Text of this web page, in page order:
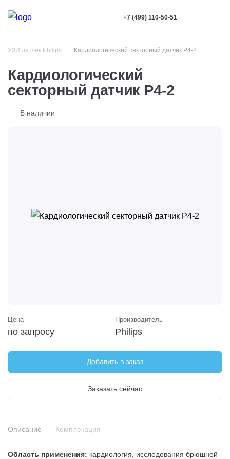
+7 (499) 110-50-51
УЗИ датчик Philips Кардиологический секторный датчик P4-2
Кардиологический
секторный датчик P4-2
В наличии
Цена
по запросу
Производитель
Philips
Добавить в заказ
Заказать сейчас
Описание Комплекация
Область применения: кардиология, исследования брюшной